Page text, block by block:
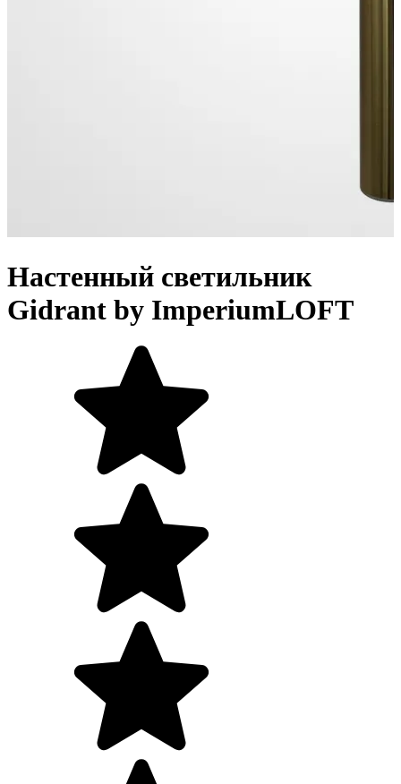
Настенный светильник
Gidrant by ImperiumLOFT